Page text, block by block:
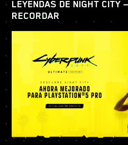
LEYENDAS DE NIGHT CITY
RECORDAR